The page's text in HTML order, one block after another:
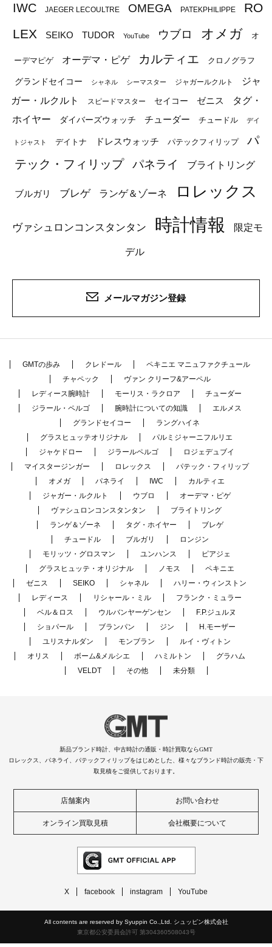
IWC JAEGER LECOULTRE OMEGA PATEKPHILIPPE
RO
LEX
SEIKO TUDOR YouTube ウブロ オメガ オ
ーデマピゲ オーデマ・ピゲ カルティエ クロノグラフ
グランドセイコー シャネル シーマスター ジャガールクルト
ジャ
ガー・ルクルト
スピードマスター セイコー ゼニス
タグ・
ホイヤー
ダイバーズウォッチ チューダー チュードル デイ
トジャスト デイトナ ドレスウォッチ パテックフィリップ
パ
テック・フィリップ
パネライ ブライトリング
ブルガリ ブレゲ ランゲ＆ゾーネ ロレックス
ヴァシュロンコンスタンタン 時計情報 限定モ
デル
メールマガジン登録
GMTの歩み クレドール
ペキニエ マニュファクチュール
チャペック
ヴァン クリーフ&アーペル
レディース腕時計
モーリス・ラクロア
チューダー
ジラール・ペルゴ
腕時計についての知識
エルメス
グランドセイコー
ラングハイネ
グラスヒュッテオリジナル
パルミジャーニフルリエ
ジャケドロー
ジラールペルゴ
ロジェデュブイ
マイスタージンガー
ロレックス
パテック・フィリップ
オメガ
パネライ IWC
カルティエ
ジャガー・ルクルト
ウブロ
オーデマ・ピゲ
ヴァシュロンコンスタンタン
ブライトリング
ランゲ＆ゾーネ
タグ・ホイヤー
ブレゲ
チュードル
ブルガリ
ロンジン
モリッツ・グロスマン
ユンハンス
ピアジェ
グラスヒュッテ・オリジナル
ノモス
ペキニエ
ゼニス
SEIKO シャネル
ハリー・ウィンストン
レディース
リシャール・ミル
フランク・ミュラー
ベル＆ロス
ウルバンヤーゲンセン
F.P.ジュルヌ
ショパール
ブランパン ジン
H.モーザー
ユリスナルダン
モンブラン
ルイ・ヴィトン
オリス
ボーム&メルシエ ハミルトン
グラハム
VELDT
その他 未分類
新品ブランド時計、中古時計の通販・時計買取ならGMT
ロレックス、パネライ、パテックフィリップをはじめとした、様々なブランド時計の販売・下
取見積をご提供しております。
店舗案内 お問い合わせ
オンライン買取見積 会社概要について
X facebook instagram YouTube
All contents are reserved by Syuppin Co.,Ltd. シュッピン株式会社
東京都公安委員会許可 第304360508043号